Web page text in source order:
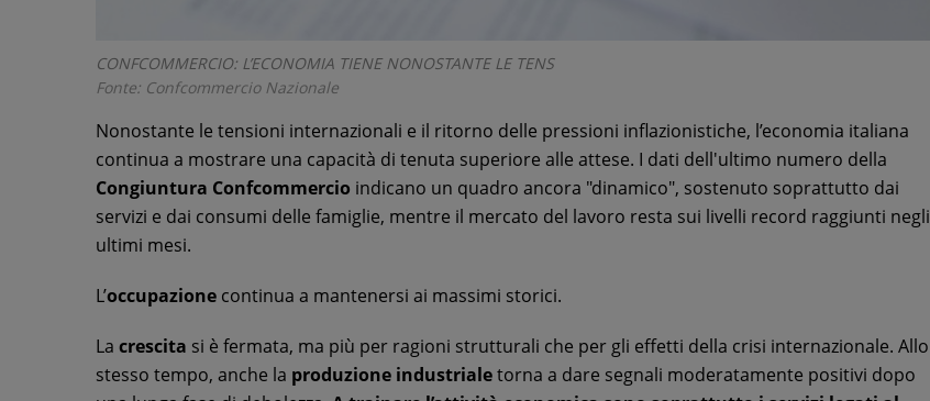
CONFCOMMERCIO: L’ECONOMIA TIENE NONOSTANTE LE TENS
Fonte: Confcommercio Nazionale
Nonostante le tensioni internazionali e il ritorno delle pressioni inflazionistiche, l’economia italiana
continua a mostrare una capacità di tenuta superiore alle attese. I dati dell'ultimo numero della
Congiuntura Confcommercio indicano un quadro ancora "dinamico", sostenuto soprattutto dai
servizi e dai consumi delle famiglie, mentre il mercato del lavoro resta sui livelli record raggiunti negli
ultimi mesi.
L’occupazione continua a mantenersi ai massimi storici.
La crescita si è fermata, ma più per ragioni strutturali che per gli effetti della crisi internazionale. Allo
stesso tempo, anche la produzione industrialetorna a dare segnali moderatamente positivi dopo